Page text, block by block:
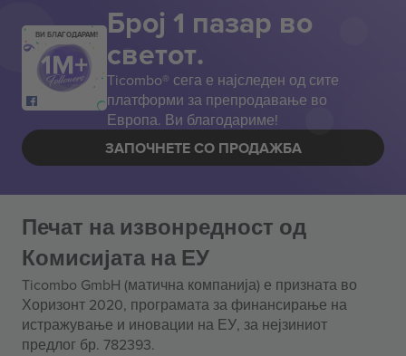
ВИ БЛАГОДАРАМ! Број 1 пазар во
светот.
Ticombo® сега е најследен од сите
платформи за препродавање во
Европа. Ви благодариме!
ЗАПОЧНЕТЕ СО ПРОДАЖБА
Печат на извонредност од
Комисијата на ЕУ
Ticombo GmbH (матична компанија) е призната во
Хоризонт 2020, програмата за финансирање на
истражување и иновации на ЕУ, за нејзиниот
предлог бр. 782393.